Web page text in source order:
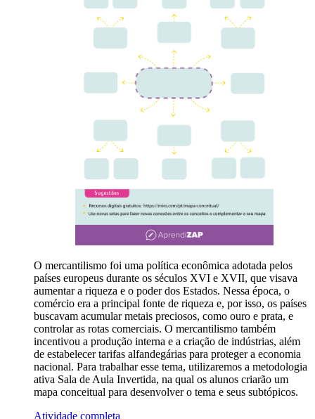
O mercantilismo foi uma política econômica adotada pelos
países europeus durante os séculos XVI e XVII, que visava
aumentar a riqueza e o poder dos Estados. Nessa época, o
comércio era a principal fonte de riqueza e, por isso, os países
buscavam acumular metais preciosos, como ouro e prata, e
controlar as rotas comerciais. O mercantilismo também
incentivou a produção interna e a criação de indústrias, além
de estabelecer tarifas alfandegárias para proteger a economia
nacional. Para trabalhar esse tema, utilizaremos a metodologia
ativa Sala de Aula Invertida, na qual os alunos criarão um
mapa conceitual para desenvolver o tema e seus subtópicos.
Atividade completa